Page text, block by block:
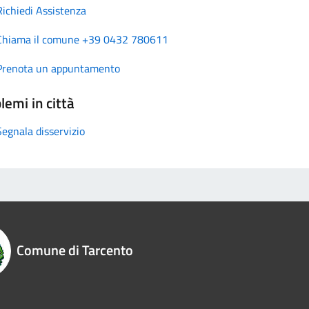
Assistenza
il comune +39 0432 780611
un appuntamento
in città
disservizio
Comune di Tarcento